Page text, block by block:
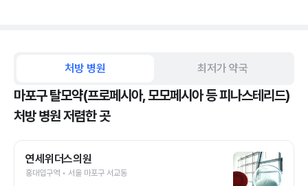
처방 병원 최저가 약국
마포구 탈모약(프로페시아, 모모페시아 등 피나스테리드)
처방 병원 저렴한 곳
연세위더스의원
홍대입구역 • 서울 마포구 서교동